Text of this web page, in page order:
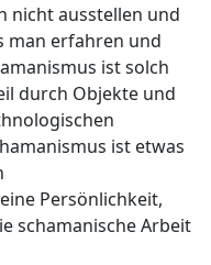
nicht ausstellen und
man erfahren und
ist solch
durch Objekte und
ist etwas
Persönlichkeit,
schamanische Arbeit